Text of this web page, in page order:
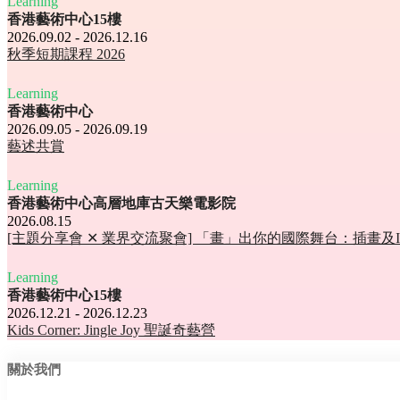
香港藝術中心15樓
2026.09.02 - 2026.12.16
秋季短期課程 2026
Learning
香港藝術中心
2026.09.05 - 2026.09.19
藝述共賞
Learning
香港藝術中心高層地庫古天樂電影院
2026.08.15
[主題分享會 ✕ 業界交流聚會] 「畫」出你的國際舞台：插畫及
Learning
香港藝術中心15樓
2026.12.21 - 2026.12.23
Kids Corner: Jingle Joy 聖誕奇藝營
關於我們